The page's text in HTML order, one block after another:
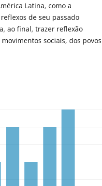
Latina, como a
de seu passado
ao final, trazer reflexão
sociais, dos povos